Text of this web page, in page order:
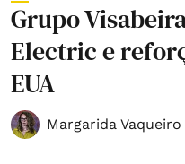
Grupo
Electric e
EUA
Margarida